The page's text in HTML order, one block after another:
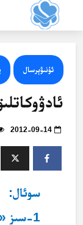
ئۇنىۋېرسال
2012-09-14
سوئال:
1- سىز